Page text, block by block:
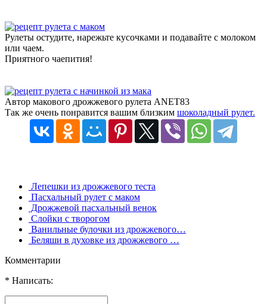
Рулеты остудите, нарежьте кусочками и подавайте с молоком
или чаем.
Приятного чаепития!
Автор макового дрожжевого рулета ANET83
Так же очень понравится вашим близким шоколадный рулет.
Лепешки из дрожжевого теста
Пасхальный рулет с маком
Дрожжевой пасхальный венок
Слойки с творогом
Ванильные булочки из дрожжевого…
Беляши в духовке из дрожжевого …
Комментарии
* Написать: